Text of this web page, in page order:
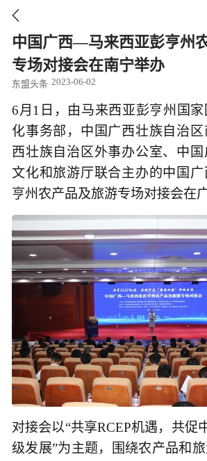

中国广西—马来西亚彭亨州
专场对接会在南宁举办
东盟头条 2023-06-02
6月1日，由马来西亚彭亨州国
化事务部，中国广西壮族自治
西壮族自治区外事办公室、中
文化和旅游厅联合主办的中国
亨州农产品及旅游专场对接会在
对接会以“共享RCEP机遇，共促
级发展”为主题，围绕农产品和